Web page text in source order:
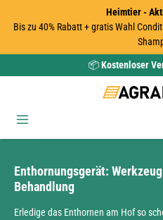
Heimtier -
Bis zu 40% Rabatt + gratis Wahl
📦Kostenloser
Enthornungsgerät:
Behandlung
Erledige das Enthornen am Hof so